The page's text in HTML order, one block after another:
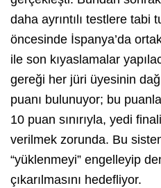
daha ayrıntılı testlere tabi
öncesinde İspanya’da
ile son kıyaslamalar
gereği her jüri üyesinin
puanı bulunuyor; bu
10 puan sınırıyla, yedi
verilmek zorunda. Bu
“yüklenmeyi” engelleyip
çıkarılmasını hedefliyor.